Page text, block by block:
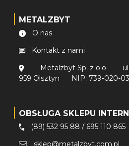
METALZBYT
O nas
Kontakt z nami
Metalzbyt Sp. z o.o
959 Olsztyn
NIP: 739-020-
OBSŁUGA SKLEPU
(89) 532 95 88 / 695 110 865
sklep@metalzbyt.com.pl